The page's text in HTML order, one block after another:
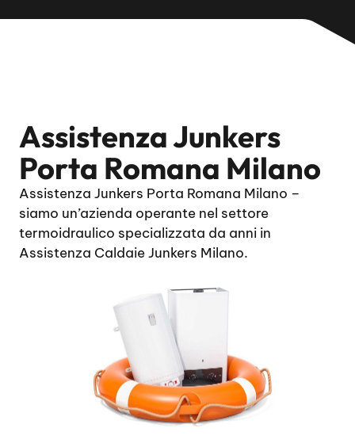
Assistenza Junkers
Porta Romana Milano
Assistenza Junkers Porta Romana Milano –
siamo un’azienda operante nel settore
termoidraulico specializzata da anni in
Assistenza Caldaie Junkers Milano.